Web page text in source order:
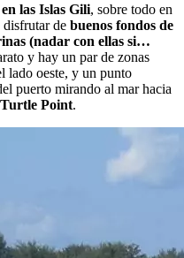
las Islas Gili, sobre todo en
de buenos fondos de
(nadar con ellas si…
y hay un par de zonas
lado oeste, y un punto
puerto mirando al mar hacia
Turtle Point.